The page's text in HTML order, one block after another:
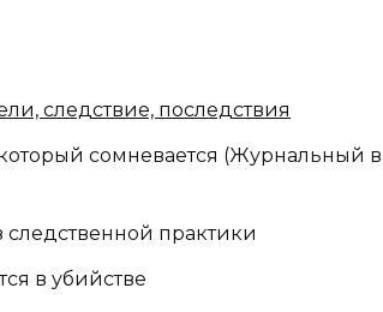
следствие, последствия
сомневается (Журнальный
следственной практики
в убийстве